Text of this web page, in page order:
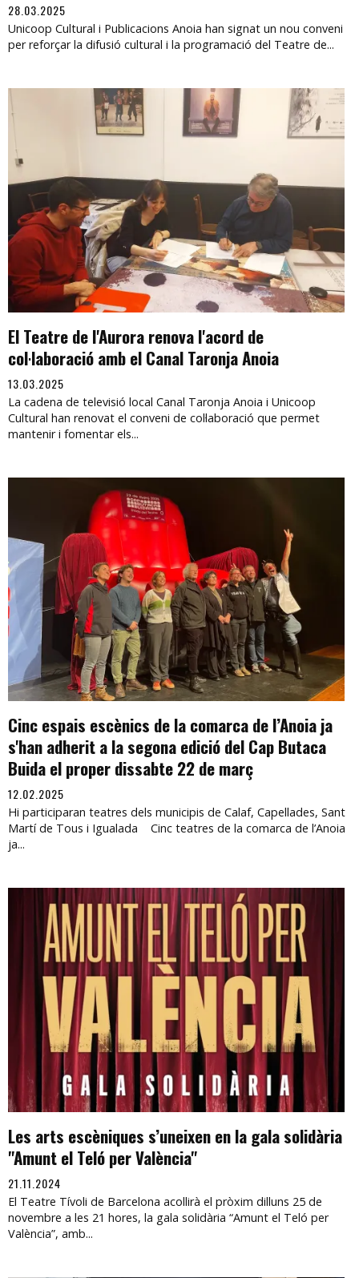
28.03.2025
Unicoop Cultural i Publicacions Anoia han signat un nou conveni
per reforçar la difusió cultural i la programació del Teatre de...
El Teatre de l'Aurora renova l'acord de
col·laboració amb el Canal Taronja Anoia
13.03.2025
La cadena de televisió local Canal Taronja Anoia i Unicoop
Cultural han renovat el conveni de col·laboració que permet
mantenir i fomentar els...
Cinc espais escènics de la comarca de l’Anoia ja
s'han adherit a la segona edició del Cap Butaca
Buida el proper dissabte 22 de març
12.02.2025
Hi participaran teatres dels municipis de Calaf, Capellades, Sant
Martí de Tous i Igualada Cinc teatres de la comarca de l’Anoia
ja...
Les arts escèniques s’uneixen en la gala solidària
"Amunt el Teló per València"
21.11.2024
El Teatre Tívoli de Barcelona acollirà el pròxim dilluns 25 de
novembre a les 21 hores, la gala solidària “Amunt el Teló per
València”, amb...